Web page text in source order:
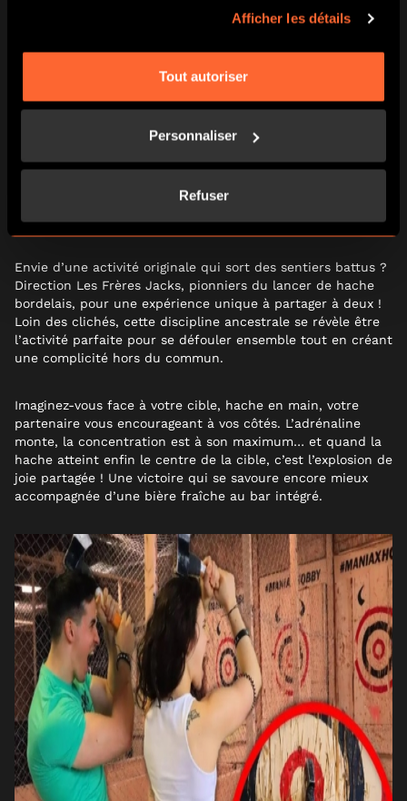
Afficher les détails
Tout autoriser
Personnaliser
Refuser
bordelaises, résolvez des énigmes et découvrez des lieux
couples curieux qui aiment bouger.
📍 Plusieurs parcours dans Bordeaux
⭐ Avis joueurs : Google 4,9/5 (35 avis), Tripadvisor 4,7/5 (67
5. LIBÉREZ VOS TENSIONS EN
COUPLE
Envie d’une activité originale qui sort des sentiers battus ?
Direction Les Frères Jacks, pionniers du lancer de hache
bordelais, pour une expérience unique à partager à deux !
Loin des clichés, cette discipline ancestrale se révèle être
l’activité parfaite pour se défouler ensemble tout en créant
une complicité hors du commun.
Imaginez-vous face à votre cible, hache en main, votre
partenaire vous encourageant à vos côtés. L’adrénaline
monte, la concentration est à son maximum… et quand la
hache atteint enfin le centre de la cible, c’est l’explosion de
joie partagée ! Une victoire qui se savoure encore mieux
accompagnée d’une bière fraîche au bar intégré.